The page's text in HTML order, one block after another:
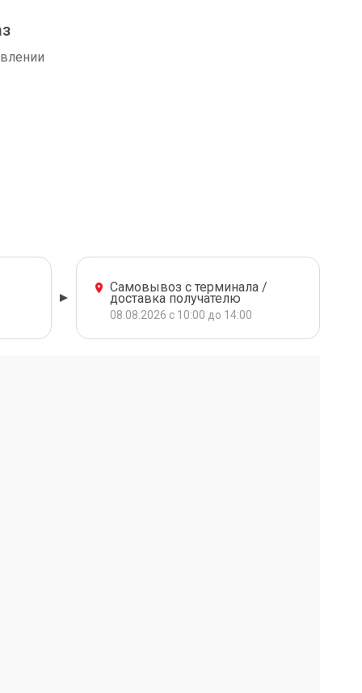
Самовывоз с терминала /
доставка получателю
08.08.2026 с 10:00 до 14:00